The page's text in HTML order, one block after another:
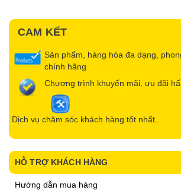
CAM KẾT
Sản phẩm, hàng hóa đa dạng,
chính hãng
Chương trình khuyến mãi, ưu đãi
Dịch vụ chăm sóc khách hàng tốt nhất.
HỖ TRỢ KHÁCH HÀNG
Hướng dẫn mua hàng